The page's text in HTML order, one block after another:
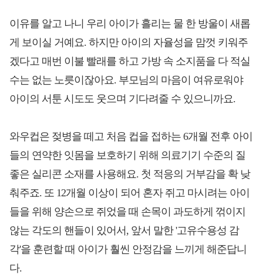
이유를 알고 나니 우리 아이가 흘리는 물 한 방울이 새롭
게 보이실 거예요. 하지만 아이의 자율성을 맘껏 키워주
겠다고 매번 이불 빨래를 하고 가방 속 소지품을 다 적실
수는 없는 노릇이잖아요. 부모님의 마음이 여유로워야
아이의 서툰 시도도 웃으며 기다려줄 수 있으니까요.
와우컵은 젖병을 떼고 처음 컵을 접하는 6개월 전후 아이
들의 연약한 잇몸을 보호하기 위해 의료기기 수준의 질
좋은 실리콘 소재를 사용해요. 첫 적응의 거부감을 확 낮
춰주죠. 또 12개월 이상이 되어 혼자 쥐고 마시려는 아이
들을 위해 양손으로 쥐었을 때 손목이 과도하게 꺾이지
않는 각도의 핸들이 있어서, 앞서 말한 '고유수용성 감
각'을 훈련할 때 아이가 훨씬 안정감을 느끼게 해준답니
다.